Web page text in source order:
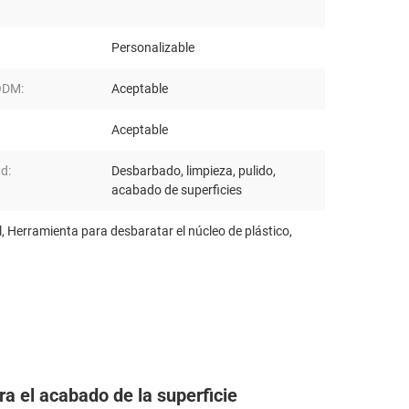
Personalizable
Aceptable
Aceptable
Desbarbado, limpieza, pulido,
acabado de superficies
, Herramienta para desbaratar el núcleo de plástico,
el acabado de la superficie